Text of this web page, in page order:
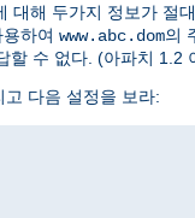
대해 두가지 정보가 절
하여 www.abc.dom의
할 수 없다. (아파치 1.2
다음 설정을 보라: